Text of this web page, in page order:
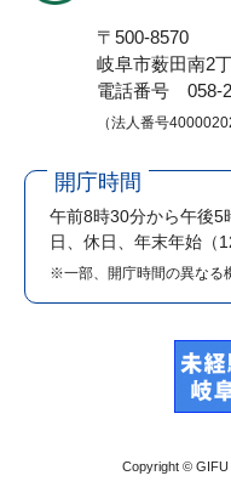
〒500-8570
岐阜市薮田南2
電話番号 058-
（法人番号
開庁時間
午前8時30分から午後5
日、休日、年末年始（
※一部、開庁時間の異なる
Copyright © GIFU